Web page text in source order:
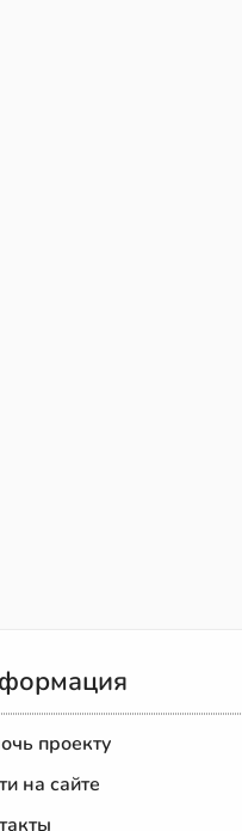
проекту
на сайте